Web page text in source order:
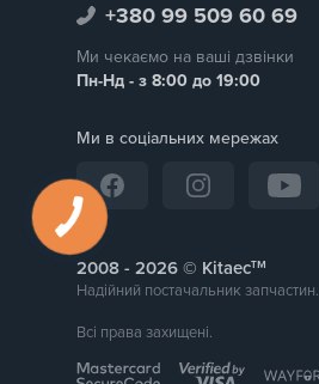
+380 99 509 60 69
Ми чекаємо на ваші дзвінки
Пн-Нд - з 8:00 до 19:00
Ми в соціальних мережах
2008 - © Kitaecтм
Надійний постачальник запчастин.
Всі права захищені.